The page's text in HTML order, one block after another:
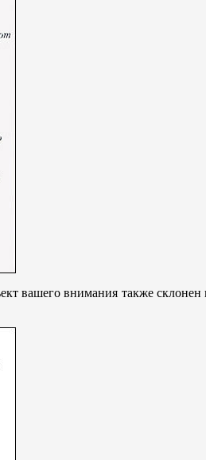
вашего внимания также склонен